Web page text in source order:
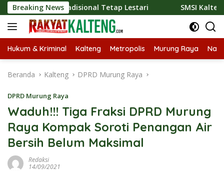
Langsung
ke
konten
Breaking News
Tradisional Tetap Lestari SMSI Kalteng dan Bidan
Hukum & Kriminal Kalteng Metropolis Murung Raya
Beranda Kalteng DPRD Murung Raya
DPRD Murung Raya
Waduh!!! Tiga Fraksi DPRD Murung
Raya Kompak Soroti Penangan Air
Bersih Belum Maksimal
Redaksi
14/09/2021